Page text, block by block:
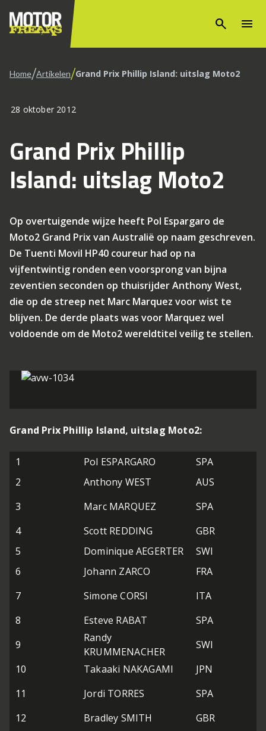
search menu
Home/Artikelen/Grand Prix Phillip Island: uitslag Moto2
28 oktober 2012
Grand Prix Phillip
Island: uitslag Moto2
Op overtuigende wijze heeft Pol Espargaro de
Moto2 Grand Prix van Australië op naam geschreven.
De Tuenti Movil HP40 coureur had op na
vijfentwintig ronden een voorsprong van bijna
zeventien seconden op thuisrijder Anthony West,
die op de streep net Marc Marquez voor wist te
blijven. De derde plaats was voor Marquez wel
voldoende om de Moto2 wereldtitel veilig te stellen.
Grand Prix Phillip Island, uitslag Moto2:
1 Pol ESPARGARO
SPA
2
Anthony WEST
AUS
3
Marc MARQUEZ
SPA
4
Scott REDDING
GBR
5
Dominique AEGERTER
SWI
6
Johann ZARCO
FRA
7
Simone CORSI
ITA
8
Esteve RABAT
SPA
9
Randy
KRUMMENACHER
SWI
10
Takaaki NAKAGAMI
JPN
11
Jordi TORRES
SPA
12
Bradley SMITH
GBR